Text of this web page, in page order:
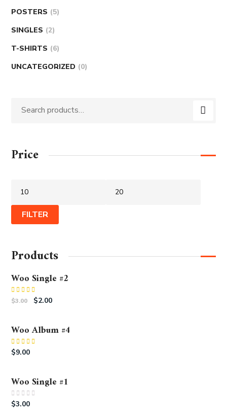
POSTERS
5
SINGLES
2
T-SHIRTS
6
UNCATEGORIZED
0
Price
FILTER
Products
Woo Single #2
Rated
4.50
out
$3.00 $2.00
Woo Album #4
Rated
out of 5
$9.00
Woo Single #1
Rated
0
$3.00